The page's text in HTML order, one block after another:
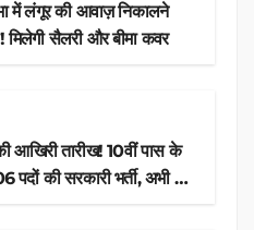
में लंगूर की आवाज़ निकालने
नौकरी! मिलेगी सैलरी और बीमा कवर
तारीख! 10वीं पास के
पदों की सरकारी भर्ती, अभी करें